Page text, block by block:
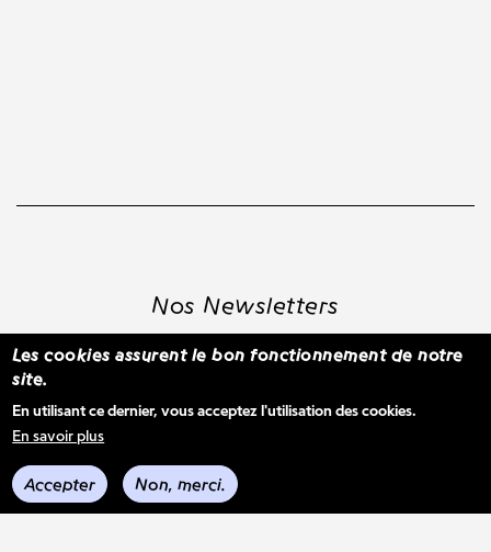
Nos Newsletters
Voir les derniers envois
Les cookies assurent le bon fonctionnement de notre
site.
En utilisant ce dernier, vous acceptez l'utilisation des cookies.
En savoir plus
Accepter Non, merci.